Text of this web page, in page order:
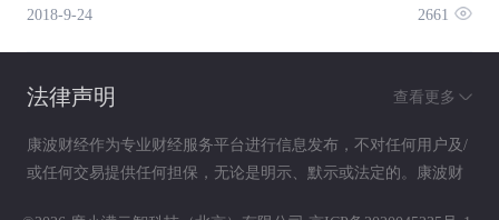
会就多。
2018-9-24 2661
法律声明 查看更多
康波财经作为专业财经服务平台进行信息发布，不对任何用户及/
或任何交易提供任何担保，无论是明示、默示或法定的。康波财